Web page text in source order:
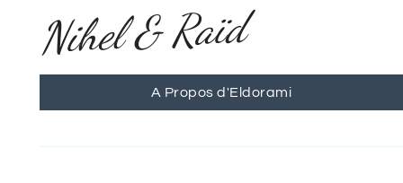
Nihel & Raïd
A Propos d'Eldorami